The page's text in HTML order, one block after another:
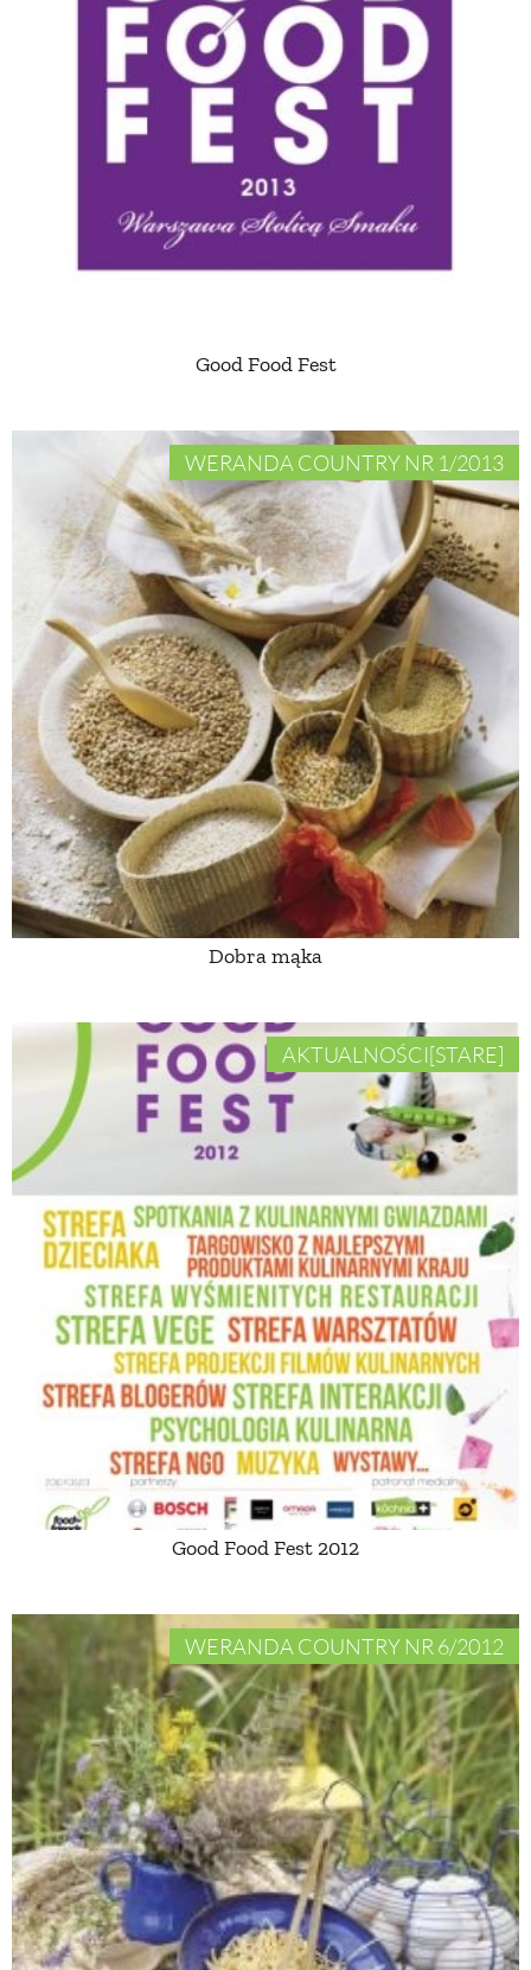
Good Food Fest
WERANDA COUNTRY NR 1/2013
Dobra mąka
AKTUALNOŚCI[STARE]
Good Food Fest 2012
WERANDA COUNTRY NR 6/2012